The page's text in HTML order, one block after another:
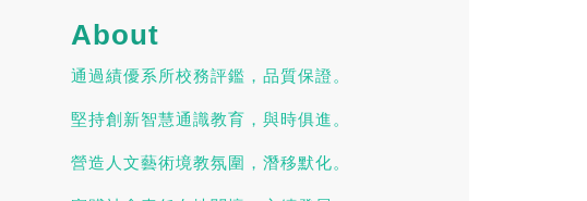
About
通過績優系所校務評鑑，品質保證。
堅持創新智慧通識教育，與時俱進。
營造人文藝術境教氛圍，潛移默化。